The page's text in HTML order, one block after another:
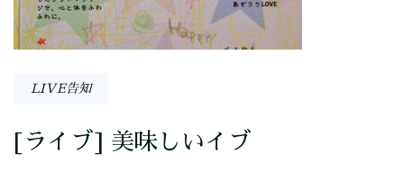
LIVE告知
[ライブ] 美味しいイブ